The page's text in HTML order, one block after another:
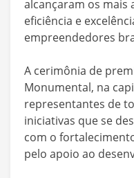
alcançaram os mais
eficiência e
empreendedores
A cerimônia de
Monumental, na
representantes de
iniciativas que se
com o
pelo apoio ao